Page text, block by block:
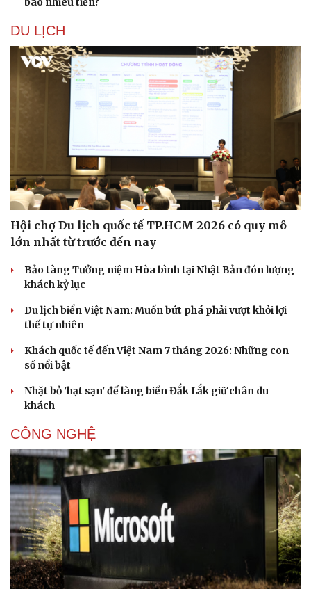
Bóng đá
Lịch thi đấu bóng đá
Thế giới thể thao
eSports
Hậu trường
Ô tô - Xe máy
Ô tô
Xe máy
Tư vấn
DU LỊCH
Hội chợ Du lịch quốc tế TP.HCM 2026 có quy mô
lớn nhất từ trước đến nay
Bảo tàng Tưởng niệm Hòa bình tại Nhật Bản đón lượng
khách kỷ lục
Du lịch biển Việt Nam: Muốn bứt phá phải vượt khỏi lợi
thế tự nhiên
Khách quốc tế đến Việt Nam 7 tháng 2026: Những con
số nổi bật
Nhặt bỏ 'hạt sạn' để làng biển Đắk Lắk giữ chân du
khách
CÔNG NGHỆ